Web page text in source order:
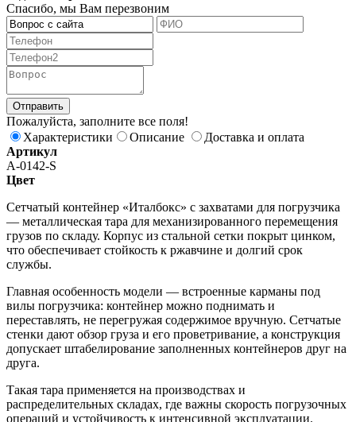
Спасибо, мы Вам перезвоним
Пожалуйста, заполните все поля!
Характеристики
Описание
Доставка и оплата
Артикул
A-0142-S
Цвет
Сетчатый контейнер «Италбокс» с захватами для погрузчика
— металлическая тара для механизированного перемещения
грузов по складу. Корпус из стальной сетки покрыт цинком,
что обеспечивает стойкость к ржавчине и долгий срок
службы.
Главная особенность модели — встроенные карманы под
вилы погрузчика: контейнер можно поднимать и
переставлять, не перегружая содержимое вручную. Сетчатые
стенки дают обзор груза и его проветривание, а конструкция
допускает штабелирование заполненных контейнеров друг на
друга.
Такая тара применяется на производствах и
распределительных складах, где важны скорость погрузочных
операций и устойчивость к интенсивной эксплуатации.